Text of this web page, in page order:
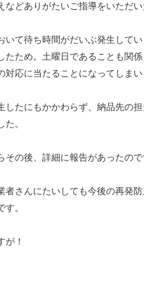
などありがたいご指導をいただ
いて待ち時間がだいぶ発生して
たため。土曜日であることも関
対応に当たることになってしま
したにもかかわらず、納品先の
。
その後、詳細に報告があったの
者さんにたいしても今後の再発
。
が！